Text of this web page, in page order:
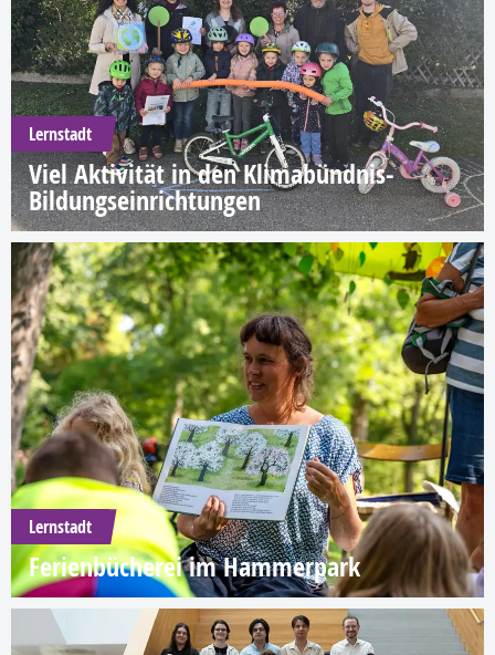
Lernstadt
Viel Aktivität in den Klimabündnis-
Bildungseinrichtungen
Lernstadt
Ferienbücherei im Hammerpark